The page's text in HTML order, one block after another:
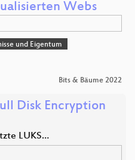
Webs
und Eigentum
Bits & Bäume 2022
Disk Encryption
LUKS…